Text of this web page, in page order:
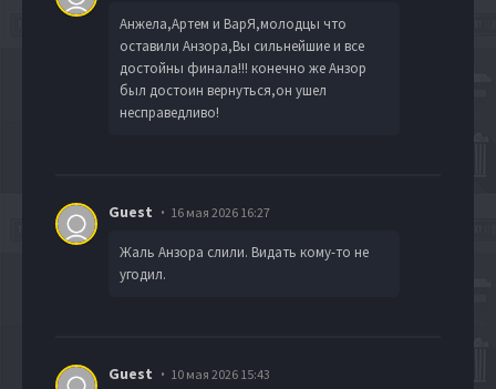
Анжела,Артем и ВарЯ,молодцы что
оставили Анзора,Вы сильнейшие и все
достойны финала!!! конечно же Анзор
был достоин вернуться,он ушел
несправедливо!
Guest 16 мая 2026 16:27
Жаль Анзора слили. Видать кому-то не
угодил.
Guest 10 мая 2026 15:43